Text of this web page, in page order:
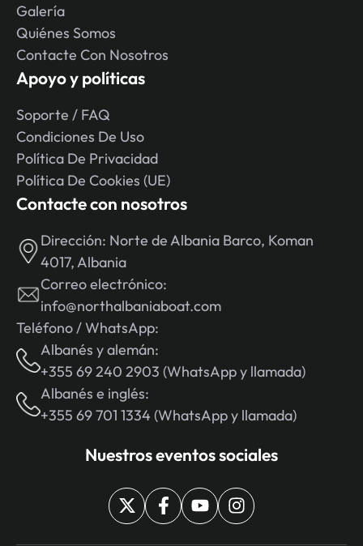
Galería
Quiénes Somos
Contacte Con Nosotros
Apoyo y políticas
Soporte / FAQ
Condiciones De Uso
Política De Privacidad
Política De Cookies (UE)
Contacte con nosotros
Dirección: Norte de Albania Barco, Koman
4017, Albania
Correo electrónico:
info@northalbaniaboat.com
Teléfono / WhatsApp:
Albanés y alemán:
+355 69 240 2903 (WhatsApp y llamada)
Albanés e inglés:
+355 69 701 1334 (WhatsApp y llamada)
Nuestros eventos sociales